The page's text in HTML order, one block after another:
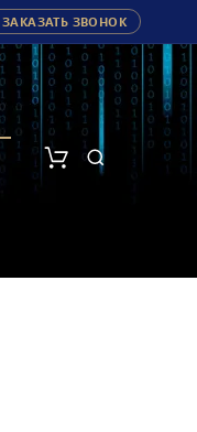
ЗАКАЗАТЬ ЗВОНОК